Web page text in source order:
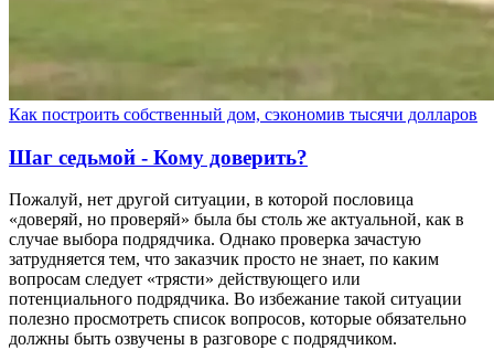
Как построить собственный дом, сэкономив тысячи долларов
Шаг седьмой - Кому доверить?
Пожалуй, нет другой ситуации, в которой пословица
«доверяй, но проверяй» была бы столь же актуальной, как в
случае выбора подрядчика. Однако проверка зачастую
затрудняется тем, что заказчик просто не знает, по каким
вопросам следует «трясти» действующего или
потенциального подрядчика. Во избежание такой ситуации
полезно просмотреть список вопросов, которые обязательно
должны быть озвучены в разговоре с подрядчиком.